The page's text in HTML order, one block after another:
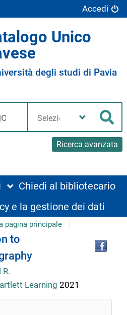
Accedi
Unico
degli studi di Pavia
Ricerca avanzata
biblioteca
Chiedi al bibliotecario
e la gestione dei dati
pagina principale
to
R.
Learning 2021